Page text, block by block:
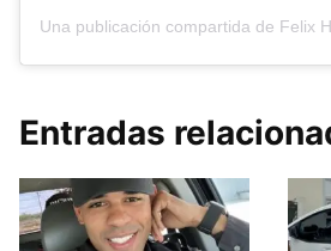
Entradas